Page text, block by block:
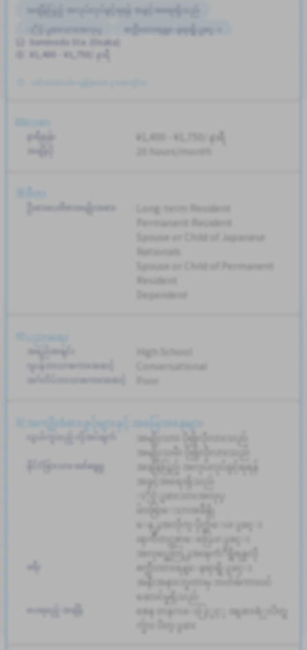
အချိန်ပြည့် အလုပ်လုပ်ခွင့်ရရန် အခွင့်အရေးရှိသည်
ႏိုင္ငံျခားသားအလုပ္
စက္ဘီးထားရန္ေနရာရွိျခင္း
စေန တနဂၤေႏြႏွင့္ အျခားရံုးပိတ္ရက္မ်ား ပိတ္ျခား
Suminodo Sta. (Osaka)
¥1,400 - ¥1,750/ နာရီ
လစာ
နာရီနှုန်း ¥1,400 - ¥1,750/ နာရီ
အချိန်ပို
ဗီဇာ
ဦးစားပေးဗီဇာအမျိုးအစား
Long-term Resident
Permanent Resident
Spouse or Child of Japanese
Nationals
Spouse or Child of Permanent
Resident
Dependent
ပညာရေး
အရည်အချင်း High School
ဂျပန်ဘာသာစကားအဆင့် Conversational
အင်္ဂလိပ်ဘာသာစကားအဆင့်
အကျိုးခံစားခွင့်များနှင့် အခြေအနေများ
လွယ်ကူသည့် လိုအပ်ချက်
အမျိုးသား ပို၍လိုလားသည်
အမျိုးသမီး ပို၍လိုလားသည်
နိုင်ငံခြားသား ဖော်ရွေမှု
အချိန်ပြည့် အလုပ်လုပ်ခွင့်ရရန်
အခွင့်အရေးရှိသည်
ႏိုင္ငံျခားသားအလုပ္
မ်ားစြာေသာအခ်ိန္ပို
ေန႕အလိုက္ ပိုက္ဆံေပးျခင္း
ၾကိဳတင္လစာေငြေပးျခင္း
အလုပ္အေတြ႕အၾကံဳရွိရန္မလို
ခရီး
စက္ဘီးထားရန္ေနရာရွိျခင္း
အနီးအနားဘူတာမှ ဘတ်စ်ကားဝင်
ဆောင်မှုရှိသည်
ပေးရမည့် အချိန်
စေန တနဂၤေႏြႏွင့္ အျခားရံုးပိတ္ရ
က္မ်ား ပိတ္ျခား